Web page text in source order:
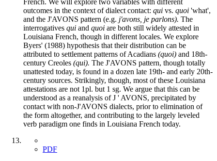
French. We will explore two variables with different
outcomes in the context of dialect contact: qui vs. quoi 'what',
and the J'AVONS pattern (e.g. j'avons, je parlons). The
interrogatives qui and quoi are both still widely attested in
Louisiana French, though in different locales. We explore
Byers' (1988) hypothesis that their distribution can be
attributed to settlement patterns of Acadians (quoi) and 18th-
century Creoles (qui). The J'AVONS pattern, though totally
unattested today, is found in a dozen late 19th- and early 20th-
century sources. Strikingly, though, most of these Louisiana
attestations are not 1pl. but 1 sg. We argue that this can be
understood as a reanalysis of J ' AVONS, precipitated by
contact with non-J'AVONS dialects, prior to elimination of
the form altogether, and contributing to the largely leveled
verb paradigm one finds in Louisiana French today.
PDF